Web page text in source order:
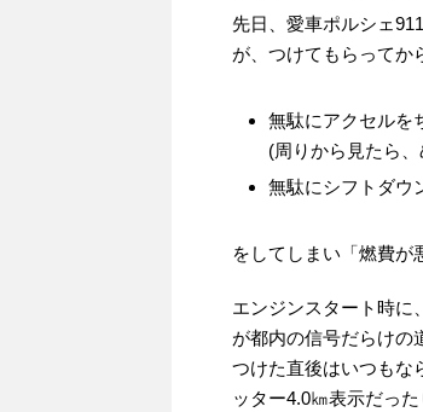
先日、愛車ポルシェ
が、つけてもらってか
無駄にアクセルを
(周りから見たら
無駄にシフトダウ
をしてしまい「燃費が
エンジンスタート時に
が都内の信号だらけの
つけた直後はいつもな
ッター4.0㎞表示だっ